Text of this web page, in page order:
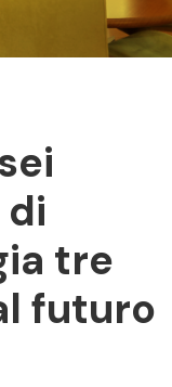
tre
futuro